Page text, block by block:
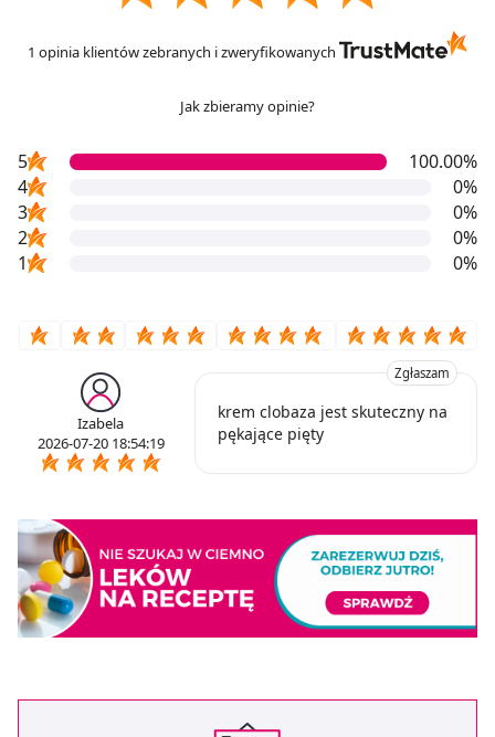
1 opinia klientów zebranych i zweryfikowanych
Jak zbieramy opinie?
5
100.00%
4
0%
3
0%
2
0%
1
0%
Izabela
2026-07-20 18:54:19
krem clobaza jest skuteczny na
pękające pięty
Zgłaszam